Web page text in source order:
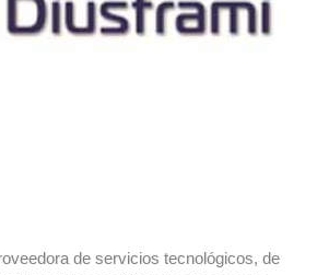
de servicios tecnológicos, de